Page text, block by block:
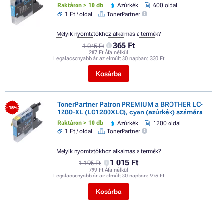
Raktáron > 10 db Azúrkék
600 oldal
1 Ft / oldal
TonerPartner
1 045 Ft 365 Ft
287 Ft Áfa nélkül
Legalacsonyabb ár az elmúlt 30 napban: 330 Ft
Kosárba
Melyik nyomtatókhoz alkalmas a termék?
- 15%
TonerPartner Patron PREMIUM a BROTHER LC-
1280-XL (LC1280XLC), cyan (azúrkék) számára
Raktáron > 10 db Azúrkék
1200 oldal
1 Ft / oldal
TonerPartner
1 195 Ft 1 015 Ft
799 Ft Áfa nélkül
Legalacsonyabb ár az elmúlt 30 napban: 975 Ft
Kosárba
Melyik nyomtatókhoz alkalmas a termék?